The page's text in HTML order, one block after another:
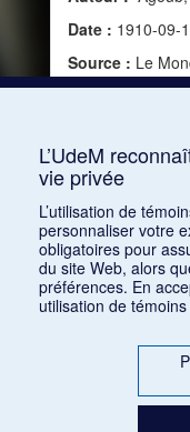
Date : 1910-09-
Source : Le
septembre 1910)
L’UdeM
vie privée
L’utilisation de
personnaliser votre
obligatoires pour
du site Web, alors
préférences. En
utilisation de